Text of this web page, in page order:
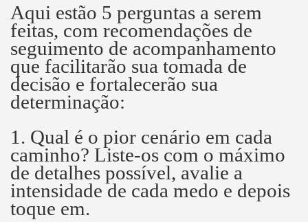
Aqui estão 5 perguntas a serem
feitas, com recomendações de
seguimento de acompanhamento
que facilitarão sua tomada de
decisão e fortalecerão sua
determinação:
1. Qual é o pior cenário em cada
caminho? Liste-os com o máximo
de detalhes possível, avalie a
intensidade de cada medo e depois
toque em.